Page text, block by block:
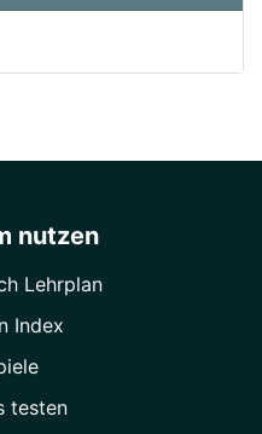
nutzen
Lehrplan
Index
testen